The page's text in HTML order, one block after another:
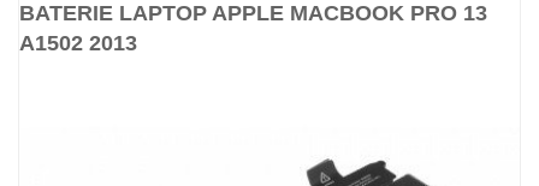
BATERIE LAPTOP APPLE MACBOOK PRO 13
A1502 2013